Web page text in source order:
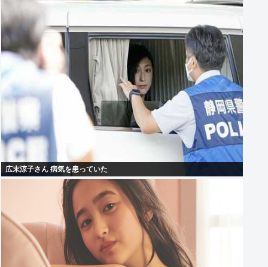
広末涼子さん 病気を患っていた